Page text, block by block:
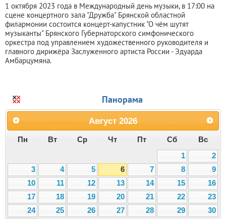
1 октября 2023 года в Международный день музыки, в 17:00 на
сцене концертного зала "Дружба" Брянской областной
филармонии состоится концерт-капустник "О чём шутят
музыканты" Брянского Губернаторского симфонического
оркестра под управлением художественного руководителя и
главного дирижёра Заслуженного артиста России - Эдуарда
Амбарцумяна.
Панорама
Август 2026
Пн Вт Ср Чт Пт Сб
Вс
1
2
3
4 5 6 7 8
9
10
11 12 13 14 15
16
17
18 19 20 21 22
23
24
25 26 27 28 29
30